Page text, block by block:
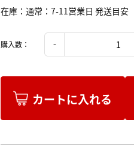
在庫 通常：7-11営業日 発送目安
購入数：
カートに入れる